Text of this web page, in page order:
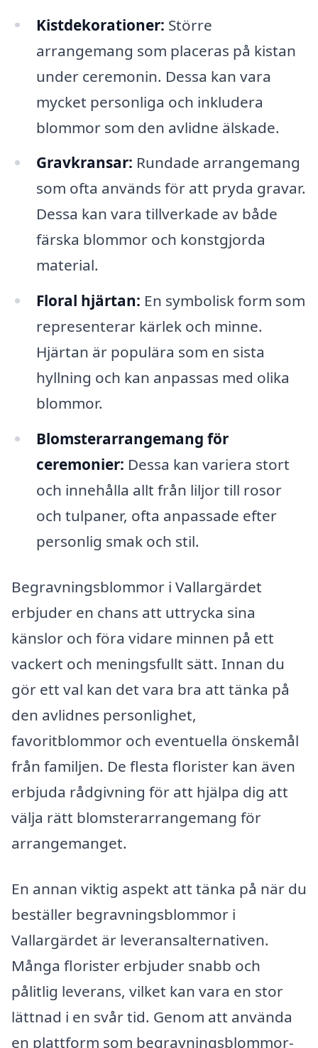
Kistdekorationer: Större
arrangemang som placeras på kistan
under ceremonin. Dessa kan vara
mycket personliga och inkludera
blommor som den avlidne älskade.
Gravkransar: Rundade arrangemang
som ofta används för att pryda gravar.
Dessa kan vara tillverkade av både
färska blommor och konstgjorda
material.
Floral hjärtan: En symbolisk form som
representerar kärlek och minne.
Hjärtan är populära som en sista
hyllning och kan anpassas med olika
blommor.
Blomsterarrangemang för
ceremonier: Dessa kan variera stort
och innehålla allt från liljor till rosor
och tulpaner, ofta anpassade efter
personlig smak och stil.
Begravningsblommor i Vallargärdet
erbjuder en chans att uttrycka sina
känslor och föra vidare minnen på ett
vackert och meningsfullt sätt. Innan du
gör ett val kan det vara bra att tänka på
den avlidnes personlighet,
favoritblommor och eventuella önskemål
från familjen. De flesta florister kan även
erbjuda rådgivning för att hjälpa dig att
välja rätt blomsterarrangemang för
arrangemanget.
En annan viktig aspekt att tänka på när du
beställer begravningsblommor i
Vallargärdet är leveransalternativen.
Många florister erbjuder snabb och
pålitlig leverans, vilket kan vara en stor
lättnad i en svår tid. Genom att använda
en plattform som begravningsblommor-